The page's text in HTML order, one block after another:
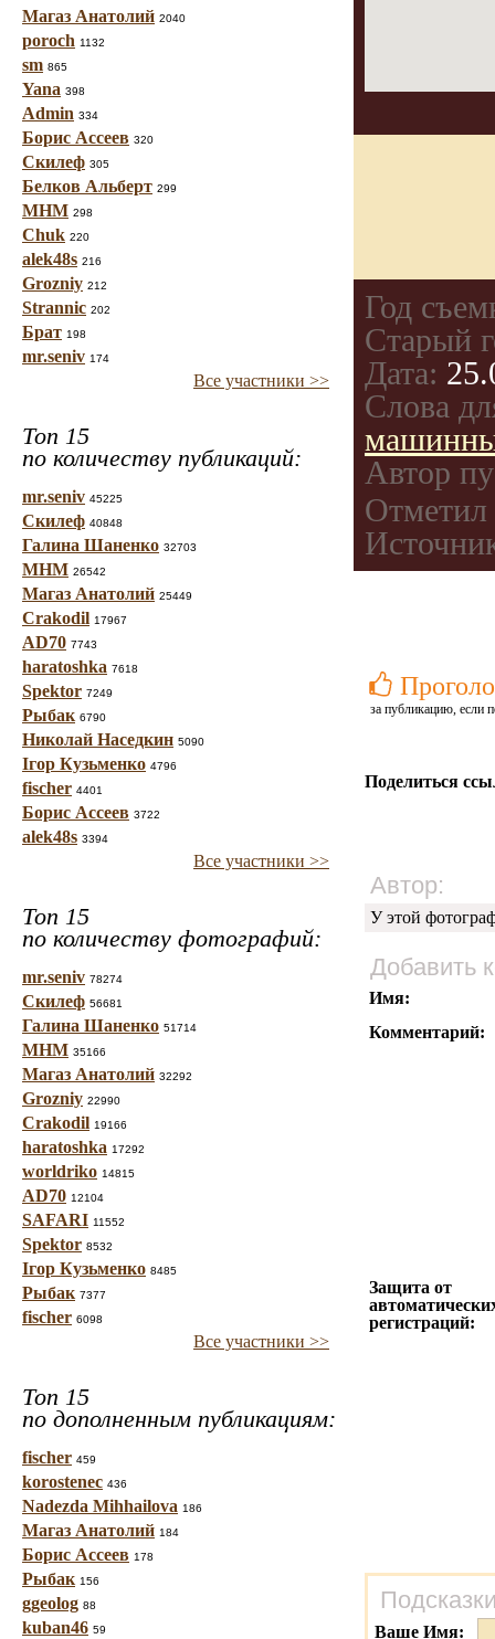
Магаз Анатолий 2040
poroch 1132
sm 865
Yana 398
Admin 334
Борис Ассеев 320
Скилеф 305
Белков Альберт 299
МНМ 298
Chuk 220
alek48s 216
Grozniy 212
Strannic 202
Брат 198
mr.seniv 174
Все участники >>
Топ 15
по количеству публикаций:
mr.seniv 45225
Скилеф 40848
Галина Шаненко 32703
МНМ 26542
Магаз Анатолий 25449
Crakodil 17967
AD70 7743
haratoshka 7618
Spektor 7249
Рыбак 6790
Николай Наседкин 5090
Ігор Кузьменко 4796
fischer 4401
Борис Ассеев 3722
alek48s 3394
Все участники >>
Топ 15
по количеству фотографий:
mr.seniv 78274
Скилеф 56681
Галина Шаненко 51714
МНМ 35166
Магаз Анатолий 32292
Grozniy 22990
Crakodil 19166
haratoshka 17292
worldriko 14815
AD70 12104
SAFARI 11552
Spektor 8532
Ігор Кузьменко 8485
Рыбак 7377
fischer 6098
Все участники >>
Топ 15
по дополненным публикациям:
fischer 459
korostenec 436
Nadezda Mihhailova 186
Магаз Анатолий 184
Борис Ассеев 178
Рыбак 156
ggeolog 88
kuban46 59
Год
Старый
Дата:
Слова
Автор
Отметил
за публикацию, если
Поделиться
Автор:
У этой
Добавить
Имя:
Комментарий:
Защита от
регистраций:
Ваше Имя: